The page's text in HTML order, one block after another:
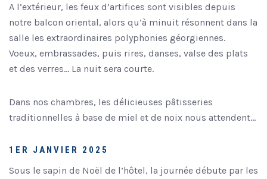
A l’extérieur, les feux d’artifices sont visibles depuis
notre balcon oriental, alors qu’à minuit résonnent dans la
salle les extraordinaires polyphonies géorgiennes.
Voeux, embrassades, puis rires, danses, valse des plats
et des verres… La nuit sera courte.
Dans nos chambres, les délicieuses pâtisseries
traditionnelles à base de miel et de noix nous attendent…
1ER JANVIER 2025
Sous le sapin de Noël de l’hôtel, la journée débute par les